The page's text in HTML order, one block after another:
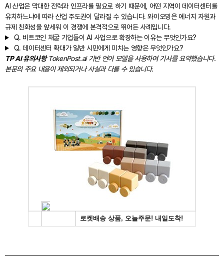
AI 산업은 막대한 전력과 인프라를 필요로 하기 때문에, 어떤 지역이 데이터센터를
유치하느냐에 따라 산업 주도권이 달라질 수 있습니다. 와이오밍은 에너지 자원과
규제 친화성을 앞세워 이 경쟁에 본격적으로 뛰어든 사례입니다.
Q. 비트코인 채굴 기업들이 AI 사업으로 확장하는 이유는 무엇인가요?
Q. 데이터센터 확대가 일반 시민에게 미치는 영향은 무엇인가요?
TP AI 유의사항TokenPost.ai 기반 언어 모델을 사용하여 기사를 요약했습니다.
본문의 주요 내용이 제외되거나 사실과 다를 수 있습니다.